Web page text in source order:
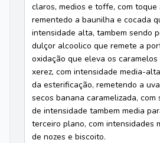
claros, medios e toffe, com toque
rementedo a baunilha e cocada
intensidade alta, tambem sendo
dulçor alcoolico que remete a
oxidação que eleva os
xerez, com intensidade media-
da esterificação, remetendo a
secos banana caramelizada, com
de intensidade tambem media
terceiro plano, com intensidades
de nozes e biscoito.